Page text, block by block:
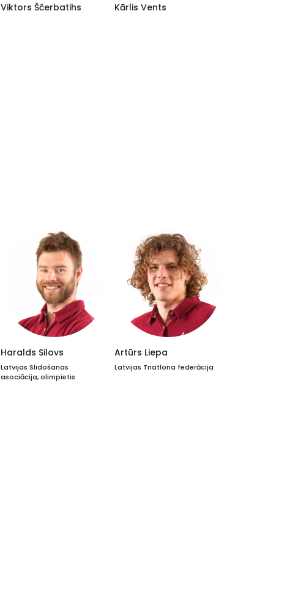
Viktors Ščerbatihs Kārlis Vents
Haralds Silovs
Latvijas Slidošanas
asociācija, olimpietis
Artūrs Liepa
Latvijas Triatlona federācija